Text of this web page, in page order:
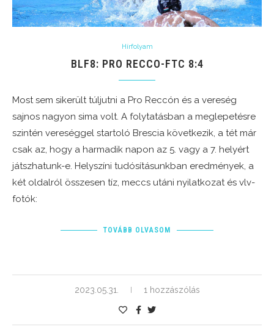
Hírfolyam
BLF8: PRO RECCO-FTC 8:4
Most sem sikerült túljutni a Pro Reccón és a vereség
sajnos nagyon sima volt. A folytatásban a meglepetésre
szintén vereséggel startoló Brescia következik, a tét már
csak az, hogy a harmadik napon az 5. vagy a 7. helyért
játszhatunk-e. Helyszíni tudósításunkban eredmények, a
két oldalról összesen tíz, meccs utáni nyilatkozat és vlv-
fotók:
TOVÁBB OLVASOM
2023.05.31. 1 hozzászólás